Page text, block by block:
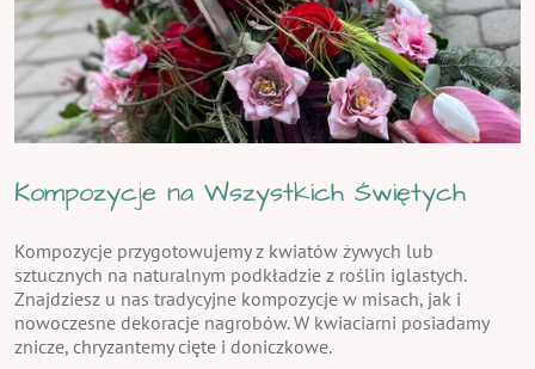
Kompozycje na Wszystkich Świętych
Kompozycje przygotowujemy z kwiatów żywych lub
sztucznych na naturalnym podkładzie z roślin iglastych.
Znajdziesz u nas tradycyjne kompozycje w misach, jak i
nowoczesne dekoracje nagrobów. W kwiaciarni posiadamy
znicze, chryzantemy cięte i doniczkowe.